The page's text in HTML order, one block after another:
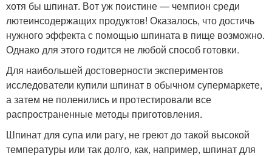
хотя бы шпинат. Вот уж поистине — чемпион среди
лютеинсодержащих продуктов! Оказалось, что достичь
нужного эффекта с помощью шпината в пище возможно.
Однако для этого годится не любой способ готовки.
Для наибольшей достоверности экспериментов
исследователи купили шпинат в обычном супермаркете,
а затем не поленились и протестировали все
распространенные методы приготовления.
Шпинат для супа или рагу, не греют до такой высокой
температуры или так долго, как, например, шпинат для